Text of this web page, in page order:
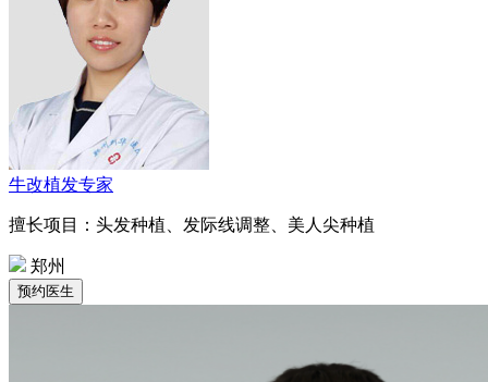
牛改植发专家
擅长项目：头发种植、发际线调整、美人尖种植
郑州